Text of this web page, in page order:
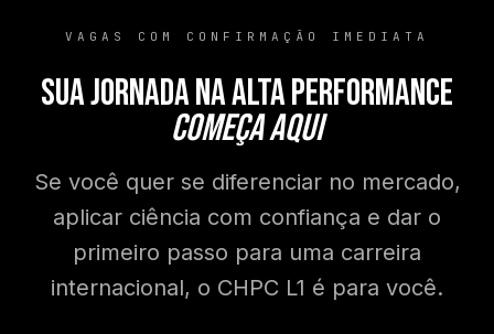
VAGAS COM CONFIRMAÇÃO IMEDIATA
SUA JORNADA NA ALTA PERFORMANCE
COMEÇA AQUI
Se você quer se diferenciar no mercado,
aplicar ciência com confiança e dar o
primeiro passo para uma carreira
internacional, o CHPC L1 é para você.